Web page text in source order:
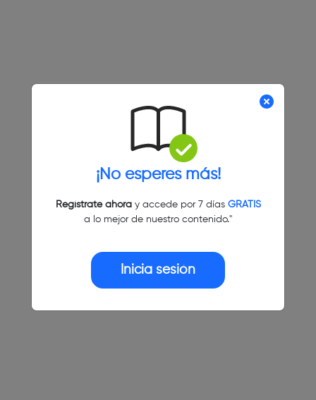
¡No esperes más!
Regístrate ahoray accede por 7 días GRATIS
a lo mejor de nuestro contenido."
Inicia sesión